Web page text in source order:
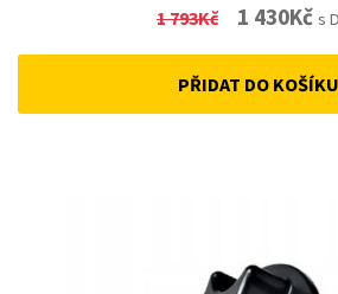
1 793Kč
Original
price
was:
1 430Kč
is:
s
PŘIDAT DO KOŠÍKU